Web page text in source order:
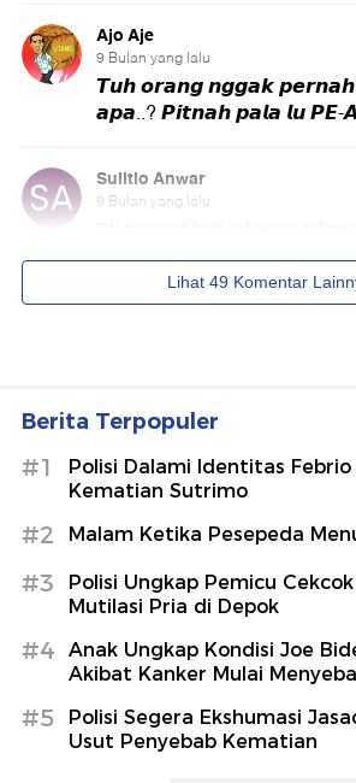
Berita Terpopuler
#1
Polisi Dalami Identitas
Kematian Sutrimo
#2 Malam Ketika Pesepeda
#3
Polisi Ungkap Pemicu
Mutilasi Pria di Depok
#4
Anak Ungkap Kondisi Joe
Akibat Kanker Mulai
#5
Polisi Segera Ekshumasi
Usut Penyebab Kematian